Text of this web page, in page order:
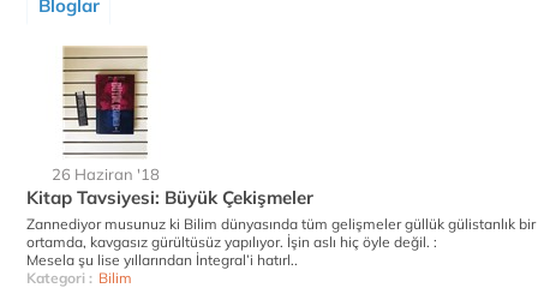
Bloglar
26 Haziran '18
Kitap Tavsiyesi: Büyük Çekişmeler
Zannediyor musunuz ki Bilim dünyasında tüm gelişmeler güllük gülistanlık bir
ortamda, kavgasız gürültüsüz yapılıyor. İşin aslı hiç öyle değil. :
Mesela şu lise yıllarından İntegral’i hatırl..
Kategori : Bilim